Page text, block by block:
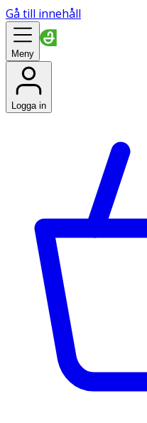
Gå till innehåll
Meny
Logga in